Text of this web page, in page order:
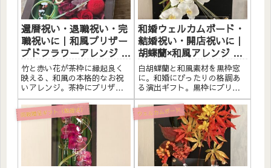
還暦祝い・退職祝い・完
職祝いに｜和風プリザー
ブドフラワーアレンジ 茶
枠〈竹×赤〉文字入れ
竹と赤い花が茶枠に縁起良く
映える、和風の本格的なお祝
いアレンジ。茶枠にプリザー
ブドフラワーと素材をたっぷ
りアレンジしました。アクリ
ルプレートへのメッセージ入
れ無料。自立するので壁かけ
でも置き型でも飾れます。こ
んな方へ還暦祝い（60歳）の
和婚ウェルカムボード・
結婚祝い・開店祝いに｜
胡蝶蘭×和風アレンジ 黒
枠窓〈白〉文字入れ
白胡蝶蘭と和風素材を黒枠窓
に。和婚にぴったりの格調あ
る演出ギフト。黒枠にプリザ
ーブドフラワーと素材をたっ
ぷりアレンジしました。アク
リルプレートへのメッセージ
入れ無料。自立するので壁か
けでも置き型でも飾れます。
こんな方へ和婚・和風の結婚
式のウ...
両親贈呈ギフト（結婚式） ウェルカムボード